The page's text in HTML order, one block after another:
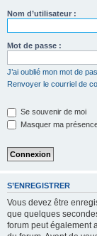
Nom d’utilisateur :
Mot de passe :
J’ai oublié mon mot de
Renvoyer le courriel de
Se souvenir de moi
Masquer ma
S’ENREGISTRER
Vous devez être
que quelques
forum peut également